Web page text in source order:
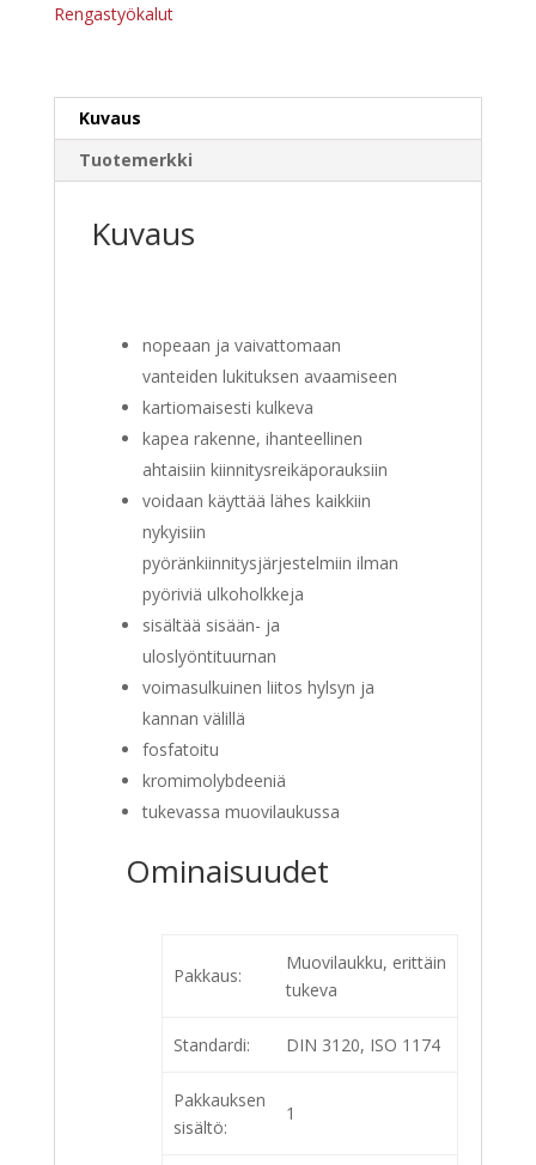
Rengastyökalut
Kuvaus
Tuotemerkki
Kuvaus
nopeaan ja vaivattomaan
vanteiden lukituksen avaamiseen
kartiomaisesti kulkeva
kapea rakenne, ihanteellinen
ahtaisiin kiinnitysreikäporauksiin
voidaan käyttää lähes kaikkiin
nykyisiin
pyöränkiinnitysjärjestelmiin ilman
pyöriviä ulkoholkkeja
sisältää sisään- ja
uloslyöntituurnan
voimasulkuinen liitos hylsyn ja
kannan välillä
fosfatoitu
kromimolybdeeniä
tukevassa muovilaukussa
Ominaisuudet
Pakkaus:
Muovilaukku, erittäin
tukeva
Standardi: DIN 3120, ISO 1174
Pakkauksen
sisältö:
1